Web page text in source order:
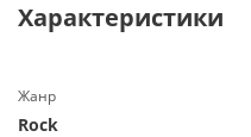
Характеристики
Жанр
Rock